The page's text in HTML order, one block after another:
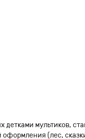
мультиков,
(лес,